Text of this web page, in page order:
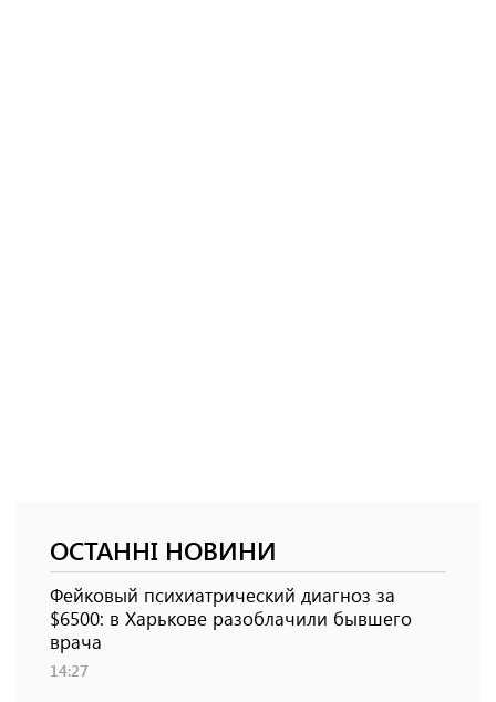
ОСТАННІ НОВИНИ
Фейковый психиатрический диагноз за
$6500: в Харькове разоблачили бывшего
врача
14:27